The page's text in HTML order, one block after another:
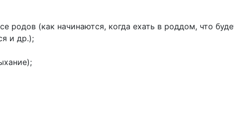
родов (как начинаются, когда ехать в роддом, что
и др.);